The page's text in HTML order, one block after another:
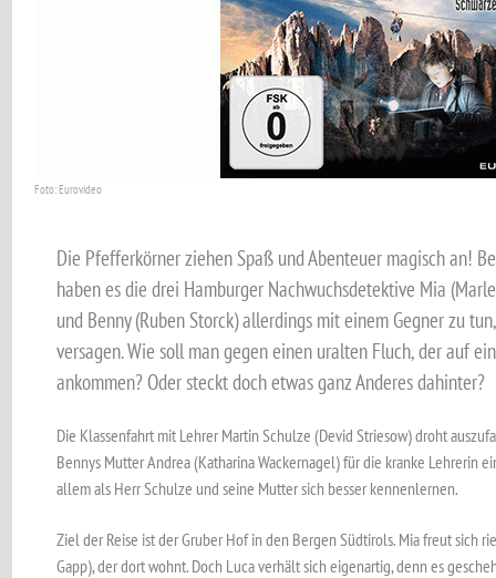
Foto: Eurovideo
Die Pfefferkörner ziehen Spaß und Abenteuer magisch an!
haben es die drei Hamburger Nachwuchsdetektive Mia
und Benny (Ruben Storck) allerdings mit einem Gegner zu
versagen. Wie soll man gegen einen uralten Fluch, der auf
ankommen? Oder steckt doch etwas ganz Anderes dahinter?
Die Klassenfahrt mit Lehrer Martin Schulze (Devid Striesow) droht
Bennys Mutter Andrea (Katharina Wackernagel) für die kranke Lehrerin
allem als Herr Schulze und seine Mutter sich besser kennenlernen.
Ziel der Reise ist der Gruber Hof in den Bergen Südtirols. Mia freut sich
Gapp), der dort wohnt. Doch Luca verhält sich eigenartig, denn es